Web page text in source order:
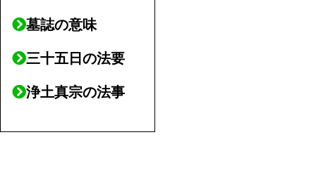
墓誌の意味
三十五日の法要
浄土真宗の法事